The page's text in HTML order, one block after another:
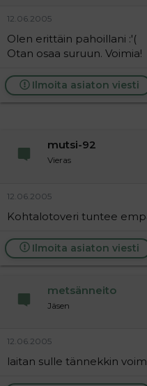
12.06.2005
Olen erittäin pahoillani :'(
Otan osaa suruun. Voimia!
Ilmoita asiaton viesti
mutsi-92
Vieras
12.06.2005
Kohtalotoveri tuntee
Ilmoita asiaton viesti
metsänneito
Jäsen
12.06.2005
laitan sulle tännekkin